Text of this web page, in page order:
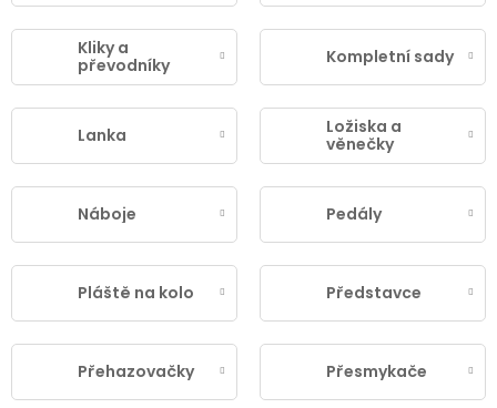
Kliky a
převodníky
Kompletní sady
Lanka
Ložiska a
věnečky
Náboje Pedály
Pláště na kolo Představce
Přehazovačky Přesmykače